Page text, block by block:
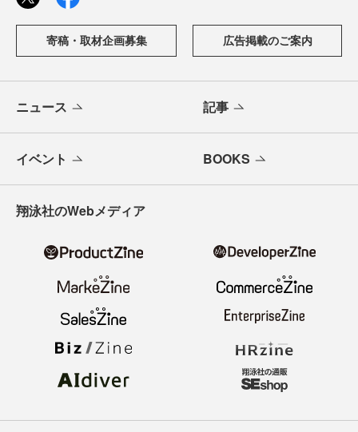
寄稿・取材企画募集 広告掲載のご案内
ニュース 記事
イベント BOOKS
翔泳社のWebメディア